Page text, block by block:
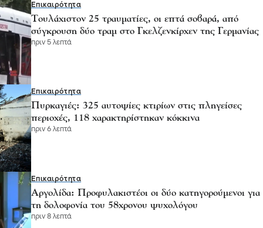
Επικαιρότητα
Τουλάχιστον 25 τραυματίες, οι επτά σοβαρά, από
σύγκρουση δύο τραμ στο Γκελζενκίρχεν της Γερμανίας
πριν 5 λεπτά
Επικαιρότητα
Πυρκαγιές: 325 αυτοψίες κτιρίων στις πληγείσες
περιοχές, 118 χαρακτηρίστηκαν κόκκινα
πριν 6 λεπτά
Επικαιρότητα
Αργολίδα: Προφυλακιστέοι οι δύο κατηγορούμενοι για
τη δολοφονία του 58χρονου ψυχολόγου
πριν 8 λεπτά